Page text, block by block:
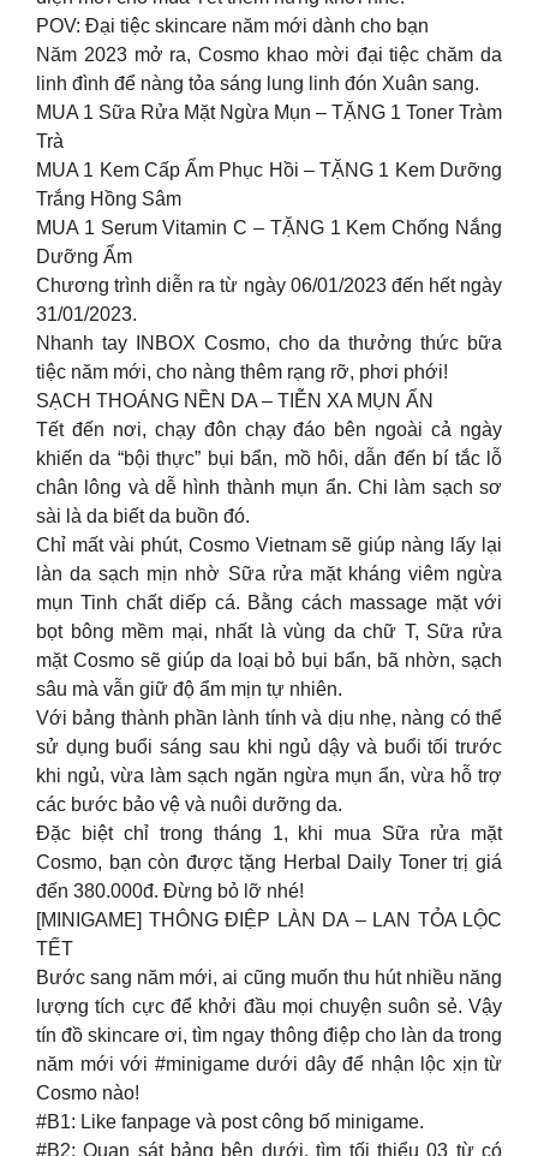
POV: Đại tiệc skincare năm mới dành cho bạn
Năm 2023 mở ra, Cosmo khao mời đại tiệc chăm da
linh đình để nàng tỏa sáng lung linh đón Xuân sang.
MUA 1 Sữa Rửa Mặt Ngừa Mụn – TẶNG 1 Toner Tràm
Trà
MUA 1 Kem Cấp Ẩm Phục Hồi – TẶNG 1 Kem Dưỡng
Trắng Hồng Sâm
MUA 1 Serum Vitamin C – TẶNG 1 Kem Chống Nắng
Dưỡng Ẩm
Chương trình diễn ra từ ngày 06/01/2023 đến hết ngày
31/01/2023.
Nhanh tay INBOX Cosmo, cho da thưởng thức bữa
tiệc năm mới, cho nàng thêm rạng rỡ, phơi phới!
SẠCH THOÁNG NỀN DA – TIỄN XA MỤN ẨN
Tết đến nơi, chạy đôn chạy đáo bên ngoài cả ngày
khiến da “bội thực” bụi bẩn, mồ hôi, dẫn đến bí tắc lỗ
chân lông và dễ hình thành mụn ẩn. Chi làm sạch sơ
sài là da biết da buồn đó.
Chỉ mất vài phút, Cosmo Vietnam sẽ giúp nàng lấy lại
làn da sạch mịn nhờ Sữa rửa mặt kháng viêm ngừa
mụn Tinh chất diếp cá. Bằng cách massage mặt với
bọt bông mềm mại, nhất là vùng da chữ T, Sữa rửa
mặt Cosmo sẽ giúp da loại bỏ bụi bẩn, bã nhờn, sạch
sâu mà vẫn giữ độ ẩm mịn tự nhiên.
Với bảng thành phần lành tính và dịu nhẹ, nàng có thể
sử dụng buổi sáng sau khi ngủ dậy và buổi tối trước
khi ngủ, vừa làm sạch ngăn ngừa mụn ẩn, vừa hỗ trợ
các bước bảo vệ và nuôi dưỡng da.
Đặc biệt chỉ trong tháng 1, khi mua Sữa rửa mặt
Cosmo, bạn còn được tặng Herbal Daily Toner trị giá
đến 380.000đ. Đừng bỏ lỡ nhé!
[MINIGAME] THÔNG ĐIỆP LÀN DA – LAN TỎA LỘC
TẾT
Bước sang năm mới, ai cũng muốn thu hút nhiều năng
lượng tích cực để khởi đầu mọi chuyện suôn sẻ. Vậy
tín đồ skincare ơi, tìm ngay thông điệp cho làn da trong
năm mới với #minigame dưới dây để nhận lộc xịn từ
Cosmo nào!
#B1: Like fanpage và post công bố minigame.
#B2: Quan sát bảng bên dưới, tìm tối thiểu 03 từ có